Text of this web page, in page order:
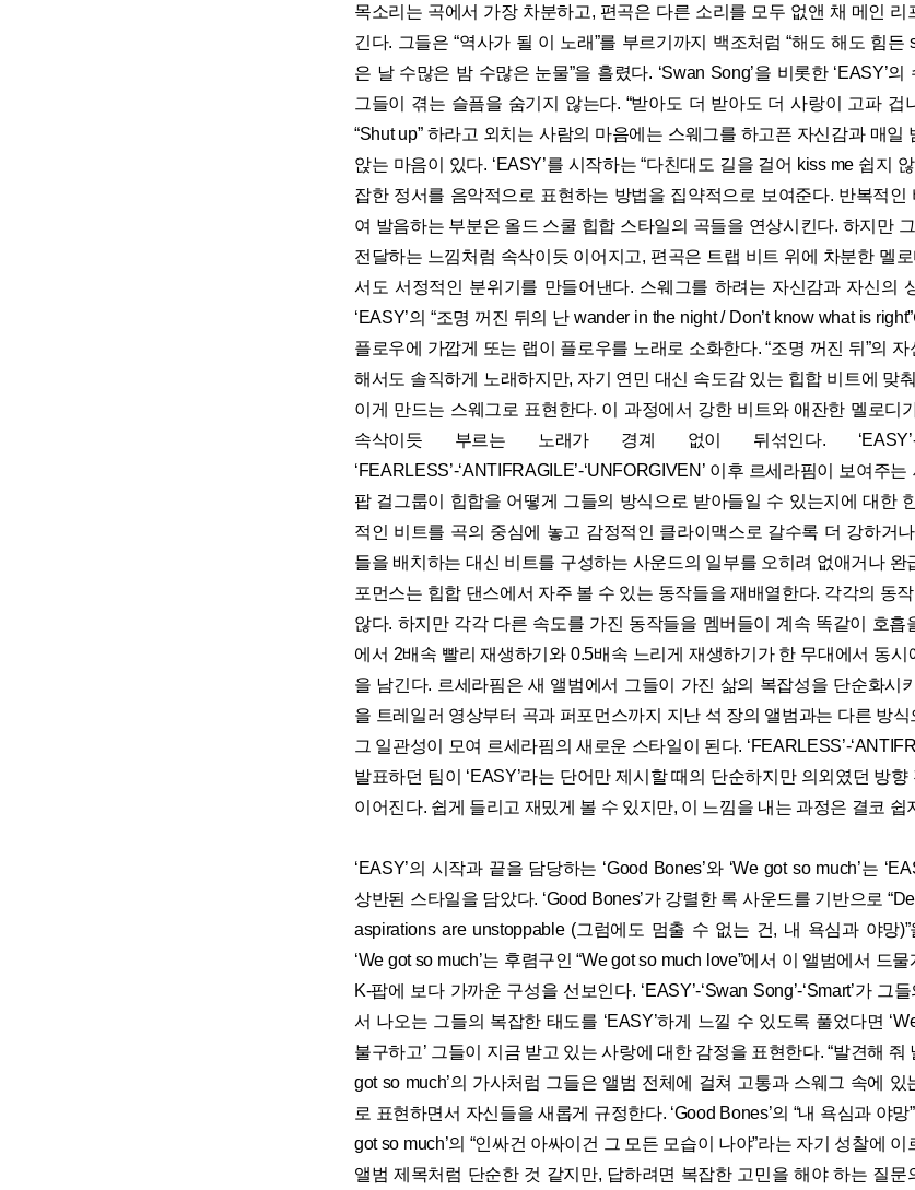
목소리는 곡에서 가장 차분하고, 편곡은 다른 소리를 모두 없앤 채 메인
긴다. 그들은 “역사가 될 이 노래”를 부르기까지 백조처럼 “해도 해도 힘든
은 날 수많은 밤 수많은 눈물”을 흘렸다. ‘Swan Song’을 비롯한 ‘EASY’
그들이 겪는 슬픔을 숨기지 않는다. “받아도 더 받아도 더 사랑이 고파 겁
“Shut up” 하라고 외치는 사람의 마음에는 스웨그를 하고픈 자신감과 매일
앉는 마음이 있다. ‘EASY’를 시작하는 “다친대도 길을 걸어 kiss me 쉽지
잡한 정서를 음악적으로 표현하는 방법을 집약적으로 보여준다. 반복적인
여 발음하는 부분은 올드 스쿨 힙합 스타일의 곡들을 연상시킨다. 하지만
전달하는 느낌처럼 속삭이듯 이어지고, 편곡은 트랩 비트 위에 차분한 멜
서도 서정적인 분위기를 만들어낸다. 스웨그를 하려는 자신감과 자신의
‘EASY’의 “조명 꺼진 뒤의 난 wander in the night / Don’t know what is
플로우에 가깝게 또는 랩이 플로우를 노래로 소화한다. “조명 꺼진 뒤”의
해서도 솔직하게 노래하지만, 자기 연민 대신 속도감 있는 힙합 비트에 맞
이게 만드는 스웨그로 표현한다. 이 과정에서 강한 비트와 애잔한 멜로디
속삭이듯 부르는 노래가 경계 없이 뒤섞인다. ‘EASY’-
‘FEARLESS’-‘ANTIFRAGILE’-‘UNFORGIVEN’ 이후 르세라핌이 보여주
팝 걸그룹이 힙합을 어떻게 그들의 방식으로 받아들일 수 있는지에 대한
적인 비트를 곡의 중심에 놓고 감정적인 클라이맥스로 갈수록 더 강하거
들을 배치하는 대신 비트를 구성하는 사운드의 일부를 오히려 없애거나 완
포먼스는 힙합 댄스에서 자주 볼 수 있는 동작들을 재배열한다. 각각의 동
않다. 하지만 각각 다른 속도를 가진 동작들을 멤버들이 계속 똑같이 호흡
에서 2배속 빨리 재생하기와 0.5배속 느리게 재생하기가 한 무대에서 동
을 남긴다. 르세라핌은 새 앨범에서 그들이 가진 삶의 복잡성을 단순화시
을 트레일러 영상부터 곡과 퍼포먼스까지 지난 석 장의 앨범과는 다른 방
그 일관성이 모여 르세라핌의 새로운 스타일이 된다. ‘FEARLESS’-
발표하던 팀이 ‘EASY’라는 단어만 제시할 때의 단순하지만 의외였던 방
이어진다. 쉽게 들리고 재밌게 볼 수 있지만, 이 느낌을 내는 과정은 결코 쉽
‘EASY’의 시작과 끝을 담당하는 ‘Good Bones’와 ‘We got so much’는
상반된 스타일을 담았다. ‘Good Bones’가 강렬한 록 사운드를 기반으로
aspirations are unstoppable (그럼에도 멈출 수 없는 건, 내 욕심과 야망
‘We got so much’는 후렴구인 “We got so much love”에서 이 앨범에서 드
K-팝에 보다 가까운 구성을 선보인다. ‘EASY’-‘Swan Song’-‘Smart’가 그
서 나오는 그들의 복잡한 태도를 ‘EASY’하게 느낄 수 있도록 풀었다면
불구하고’ 그들이 지금 받고 있는 사랑에 대한 감정을 표현한다. “발견해 줘
got so much’의 가사처럼 그들은 앨범 전체에 걸쳐 고통과 스웨그 속에 있
로 표현하면서 자신들을 새롭게 규정한다. ‘Good Bones’의 “내 욕심과 야
got so much’의 “인싸건 아싸이건 그 모든 모습이 나야”라는 자기 성찰에 이
앨범 제목처럼 단순한 것 같지만, 답하려면 복잡한 고민을 해야 하는 질문